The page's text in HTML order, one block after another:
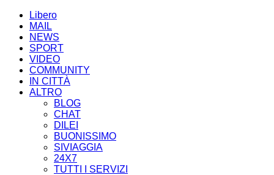
Libero
MAIL
NEWS
SPORT
VIDEO
COMMUNITY
IN CITTÀ
ALTRO
BLOG
CHAT
DILEI
BUONISSIMO
SIVIAGGIA
24X7
TUTTI I SERVIZI